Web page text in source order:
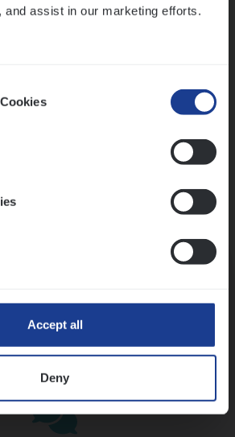
and assist in our marketing efforts.
Accept all
Deny
Assessment